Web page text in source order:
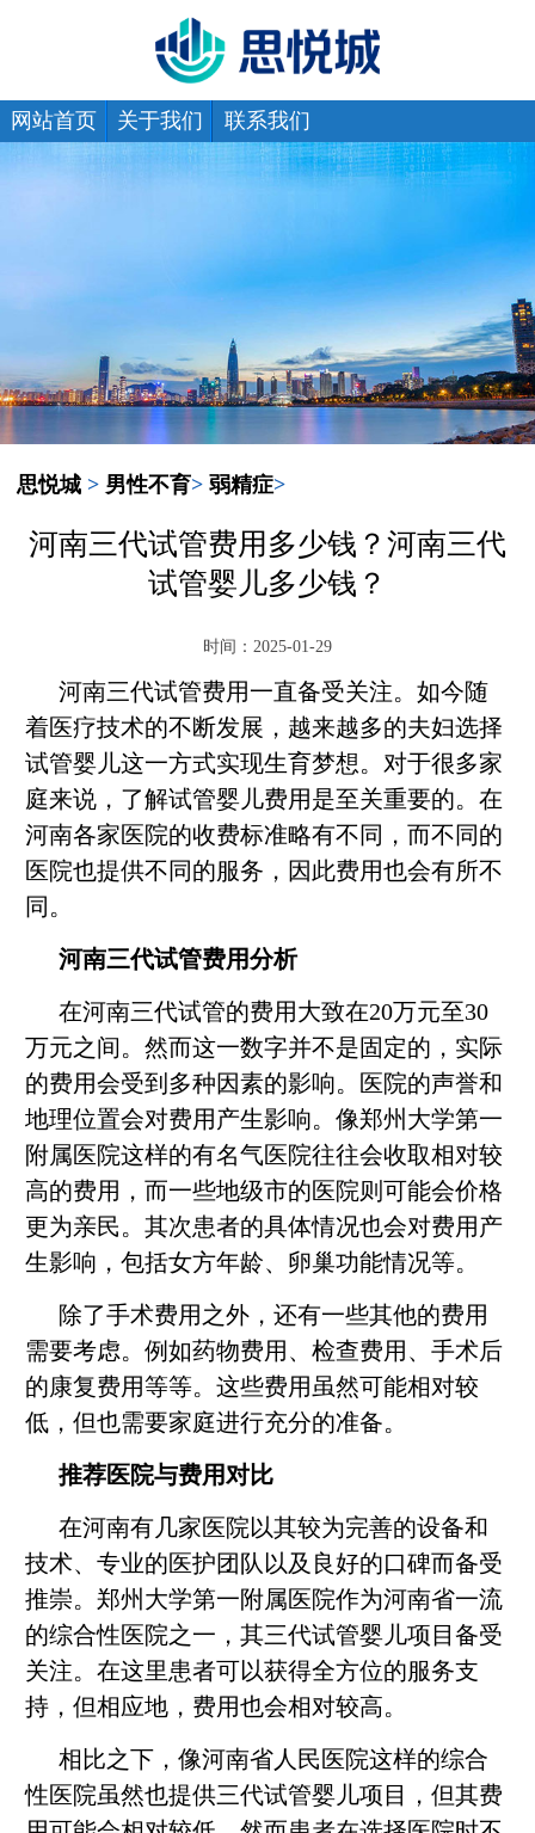
网站首页 关于我们 联系我们
思悦城 > 男性不育> 弱精症>
河南三代试管费用多少钱？河南三代
试管婴儿多少钱？
时间：2025-01-29
河南三代试管费用一直备受关注。如今随
着医疗技术的不断发展，越来越多的夫妇选择
试管婴儿这一方式实现生育梦想。对于很多家
庭来说，了解试管婴儿费用是至关重要的。在
河南各家医院的收费标准略有不同，而不同的
医院也提供不同的服务，因此费用也会有所不
同。
河南三代试管费用分析
在河南三代试管的费用大致在20万元至30
万元之间。然而这一数字并不是固定的，实际
的费用会受到多种因素的影响。医院的声誉和
地理位置会对费用产生影响。像郑州大学第一
附属医院这样的有名气医院往往会收取相对较
高的费用，而一些地级市的医院则可能会价格
更为亲民。其次患者的具体情况也会对费用产
生影响，包括女方年龄、卵巢功能情况等。
除了手术费用之外，还有一些其他的费用
需要考虑。例如药物费用、检查费用、手术后
的康复费用等等。这些费用虽然可能相对较
低，但也需要家庭进行充分的准备。
推荐医院与费用对比
在河南有几家医院以其较为完善的设备和
技术、专业的医护团队以及良好的口碑而备受
推崇。郑州大学第一附属医院作为河南省一流
的综合性医院之一，其三代试管婴儿项目备受
关注。在这里患者可以获得全方位的服务支
持，但相应地，费用也会相对较高。
相比之下，像河南省人民医院这样的综合
性医院虽然也提供三代试管婴儿项目，但其费